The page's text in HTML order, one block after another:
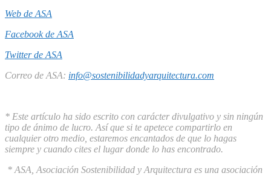
Web de ASA
Facebook de ASA
Twitter de ASA
Correo de ASA: info@sostenibilidadyarquitectura.com
* Este artículo ha sido escrito con carácter divulgativo y sin ningún
tipo de ánimo de lucro. Así que si te apetece compartirlo en
cualquier otro medio, estaremos encantados de que lo hagas
siempre y cuando cites el lugar donde lo has encontrado.
* ASA, Asociación Sostenibilidad y Arquitectura es una asociación